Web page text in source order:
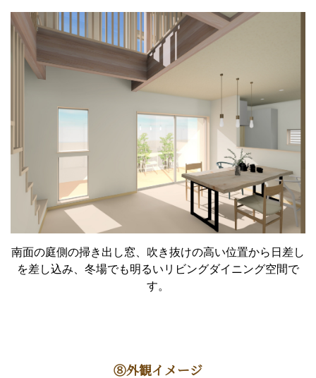
南面の庭側の掃き出し窓、吹き抜けの高い位置から日差し
を差し込み、冬場でも明るいリビングダイニング空間で
す。
⑧外観イメージ